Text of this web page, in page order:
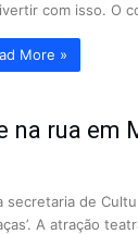
com isso. O
More »
na rua em
de
A atração